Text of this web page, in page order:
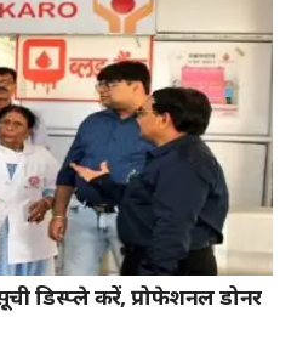
डिस्प्ले करें, प्रोफेशनल डोनर